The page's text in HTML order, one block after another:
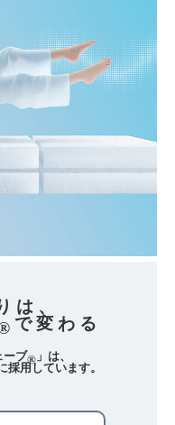
は、
で変わる
ーブ® 」は、
採用しています。